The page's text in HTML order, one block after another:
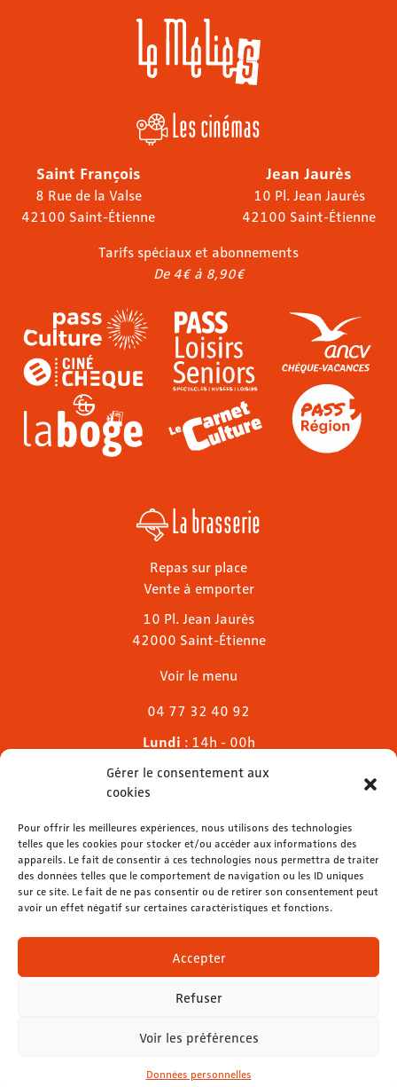
Gérer le consentement aux
cookies
Pour offrir les meilleures expériences, nous utilisons des technologies
telles que les cookies pour stocker et/ou accéder aux informations des
appareils. Le fait de consentir à ces technologies nous permettra de traiter
des données telles que le comportement de navigation ou les ID uniques
sur ce site. Le fait de ne pas consentir ou de retirer son consentement peut
avoir un effet négatif sur certaines caractéristiques et fonctions.
Accepter
Refuser
Voir les préférences
Données personnelles
Les cinémas
Saint François
8 Rue de la Valse
42100 Saint-Étienne
Jean Jaurès
10 Pl. Jean Jaurès
42100 Saint-Étienne
Tarifs spéciaux et abonnements
De 4€ à 8,90€
La brasserie
Repas sur place
Vente à emporter
10 Pl. Jean Jaurès
42000 Saint-Étienne
Voir le menu
04 77 32 40 92
Lundi : 14h - 00h
Mardi & mercredi
Jeudi
Dimanche: 11h - 00h
04 77 32 32 01